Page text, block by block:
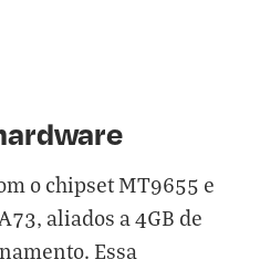
o chipset MT9655 e
aliados a 4GB de
Essa